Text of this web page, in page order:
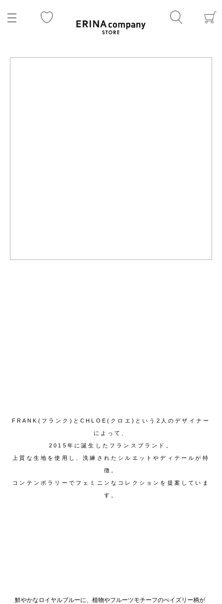
FRANK(フランク)とCHLOE(クロエ)という2人のデザイナー
によって、
2015年に誕生したフランスブランド。
上質な生地を使用し、洗練されたシルエットやディテールが特
徴。
コンテンポラリーでフェミニンなコレクションを提案していま
す。
鮮やかなロイヤルブルーに、植物やフルーツモチーフのぺイズリー柄が